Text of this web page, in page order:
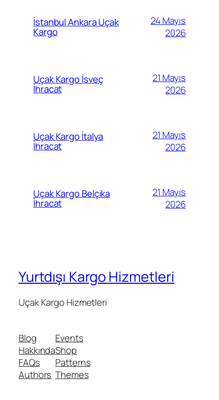
İstanbul Ankara Uçak
Kargo
24 Mayıs
2026
Uçak Kargo İsveç
İhracat
21 Mayıs
2026
Uçak Kargo İtalya
İhracat
21 Mayıs
2026
Uçak Kargo Belçika
İhracat
21 Mayıs
2026
Yurtdışı Kargo Hizmetleri
Uçak Kargo Hizmetleri
Blog
Hakkında
FAQs
Authors
Events
Shop
Patterns
Themes